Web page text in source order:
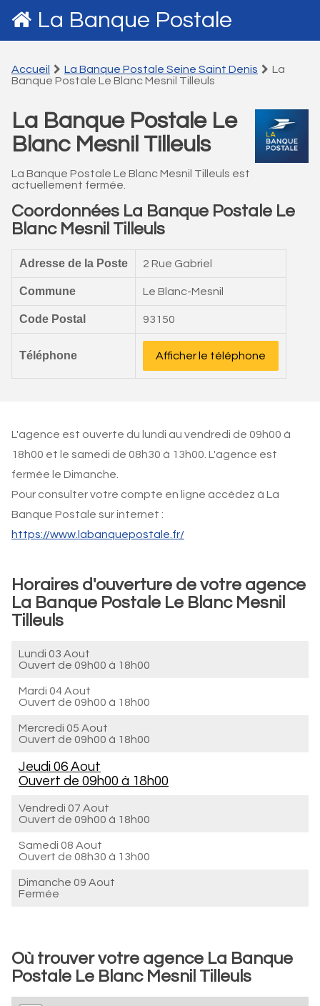
La Banque Postale
Accueil La Banque Postale Seine Saint Denis
La
Banque Postale Le Blanc Mesnil Tilleuls
La Banque Postale Le
Blanc Mesnil Tilleuls
La Banque Postale Le Blanc Mesnil Tilleuls est
actuellement fermée.
Coordonnées La Banque Postale Le
Blanc Mesnil Tilleuls
Adresse de la Poste 2 Rue Gabriel
Commune Le Blanc-Mesnil
Code Postal 93150
Téléphone Afficher le téléphone
L'agence est ouverte du lundi au vendredi de 09h00 à
18h00 et le samedi de 08h30 à 13h00. L'agence est
fermée le Dimanche.
Pour consulter votre compte en ligne accédez à La
Banque Postale sur internet :
https://www.labanquepostale.fr/
Horaires d'ouverture de votre agence
La Banque Postale Le Blanc Mesnil
Tilleuls
Lundi 03 Aout
Ouvert de 09h00 à 18h00
Mardi 04 Aout
Ouvert de 09h00 à 18h00
Mercredi 05 Aout
Ouvert de 09h00 à 18h00
Jeudi 06 Aout
Ouvert de 09h00 à 18h00
Vendredi 07 Aout
Ouvert de 09h00 à 18h00
Samedi 08 Aout
Ouvert de 08h30 à 13h00
Dimanche 09 Aout
Fermée
Où trouver votre agence La Banque
Postale Le Blanc Mesnil Tilleuls